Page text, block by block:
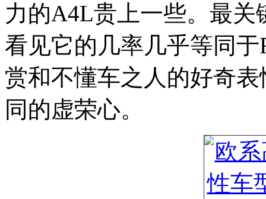
力的A4L贵上一些。最
看见它的几率几乎等同
赏和不懂车之人的好奇
同的虚荣心。